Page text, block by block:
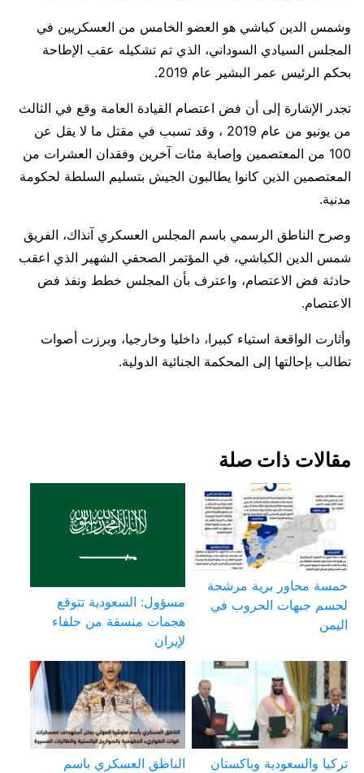
وشمس الدين كباشي هو العضو الخامس من العسكريين في
المجلس السيادي السوداني، الذي تم تشكيله عقب الإطاحة
بحكم الرئيس عمر البشير عام 2019.
تجدر الإشارة إلى أن فض اعتصام القيادة العامة وقع في الثالث
من يونيو من عام 2019 ، وقد تسبب في مقتل ما لا يقل عن
100 من المعتصمين وإصابة مئات آخرين وفقدان العشرات من
المعتصمين الذين كانوا يطالبون الجيش بتسليم السلطة لحكومة
مدنية.
وصرح الناطق الرسمي باسم المجلس العسكري آنذاك، الفريق
شمس الدين الكباشي، في المؤتمر الصحفي الشهير الذي اعقب
حادثة فض الاعتصام، واعترف بأن المجلس خطط ونفذ فض
الاعتصام.
وأثارت الواقعة استياء كبيرا، داخليا وخارجيا، وبرزت أصوات
تطالب بإحالتها إلى المحكمة الجنائية الدولية.
مقالات ذات صلة
خمسة محاور برية مرشحة
لحسم جبهات الحروب في
اليمن
مسؤول: السعودية تتوقع
هجمات منسقة من حلفاء
لإيران
تركيا والسعودية وباكستان
الناطق العسكري باسم